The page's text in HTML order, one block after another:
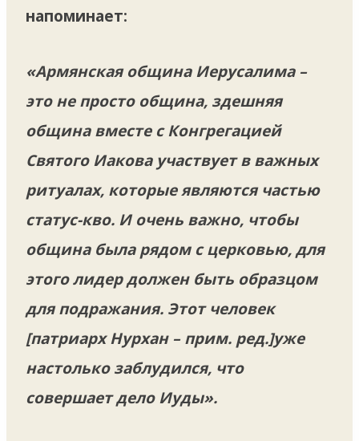
напоминает:
«Армянская община Иерусалима –
это не просто община, здешняя
община вместе с Конгрегацией
Святого Иакова участвует в важных
ритуалах, которые являются частью
статус-кво. И очень важно, чтобы
община была рядом с церковью, для
этого лидер должен быть образцом
для подражания. Этот человек
[патриарх Нурхан – прим. ред.]уже
настолько заблудился, что
совершает дело Иуды».